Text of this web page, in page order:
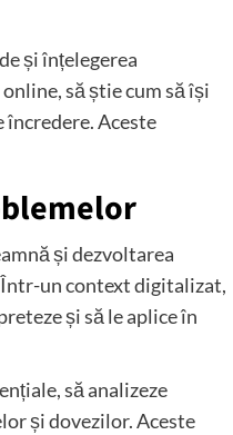
și înțelegerea
să știe cum să își
încredere. Aceste
și dezvoltarea
un context digitalizat,
și să le aplice în
să analizeze
și dovezilor. Aceste